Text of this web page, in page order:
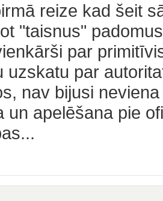
reize kad šeit
"taisnus"
par
uzskatu par
nav bijusi
un apelēšana pie